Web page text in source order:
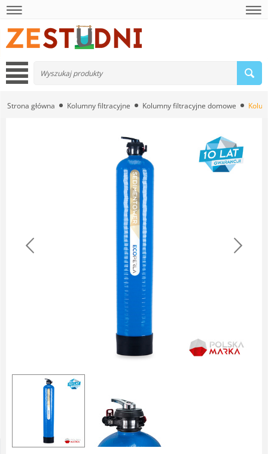
Strona główna Kolumny filtracyjne Kolumny filtracyjne domowe